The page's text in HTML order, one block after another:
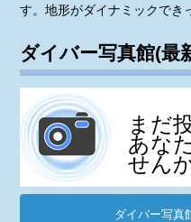
す。地形がダイナミックでき
ダイバー写真館(最
まだ
あな
せん
ダイバー写真